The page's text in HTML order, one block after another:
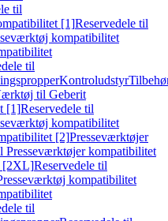
til
[1]Reservedele til
kompatibilitet
til
Kontroludstyr
til Geberit
[1]Reservedele til
kompatibilitet
[2]Presseværktøjer
Presseværktøjer kompatibilitet
[2XL]Reservedele til
kompatibilitet
til